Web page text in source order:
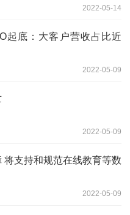
2022-05-14
起底：大客户营收占比近
2022-05-09
2022-05-09
支持和规范在线教育等数
2022-05-09